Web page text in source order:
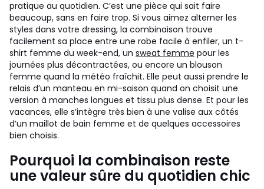
pratique au quotidien. C’est une pièce qui sait faire
beaucoup, sans en faire trop. Si vous aimez alterner les
styles dans votre dressing, la combinaison trouve
facilement sa place entre une robe facile à enfiler, un t-
shirt femme du week-end, un sweat femme pour les
journées plus décontractées, ou encore un blouson
femme quand la météo fraîchit. Elle peut aussi prendre le
relais d’un manteau en mi-saison quand on choisit une
version à manches longues et tissu plus dense. Et pour les
vacances, elle s’intègre très bien à une valise aux côtés
d’un maillot de bain femme et de quelques accessoires
bien choisis.
Pourquoi la combinaison reste
une valeur sûre du quotidien chic